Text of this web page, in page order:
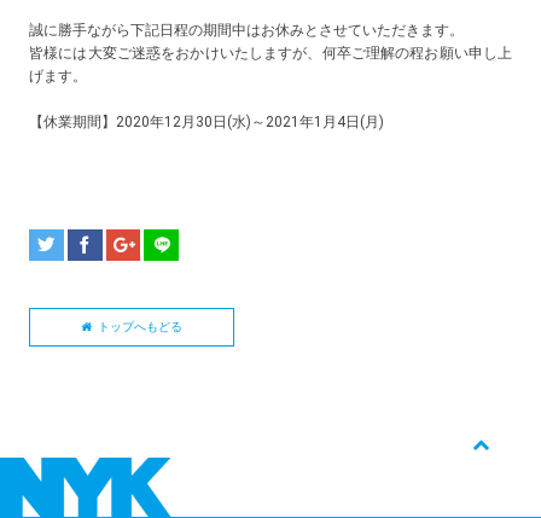
誠に勝手ながら下記日程の期間中はお休みとさせていただきます。
皆様には大変ご迷惑をおかけいたしますが、何卒ご理解の程お願い申し上
げます。
【休業期間】2020年12月30日(水)～2021年1月4日(月)
トップへもどる